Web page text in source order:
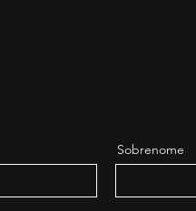
Sobrenome